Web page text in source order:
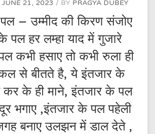
JUNE 21, 2023 BY PRAGYA DUBEY
– उम्मीद की किरण संजोए
पल हर लम्हा याद में गुजारे
कभी हसाए तो कभी रुला ही
से बीतते है, ये इंतजार के
के ही माने, इंतजार के पल
भगाए ,इंतजार के पल पहेली
बनाए उलझन में डाल देते ,